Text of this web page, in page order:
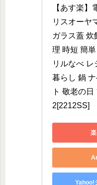
【あす楽】
リスオーヤ
ガラス蓋 炊
理 時短 簡
リルなべ レ
暮らし 鍋
ト 敬老の
2[2212SS]
Yahoo!